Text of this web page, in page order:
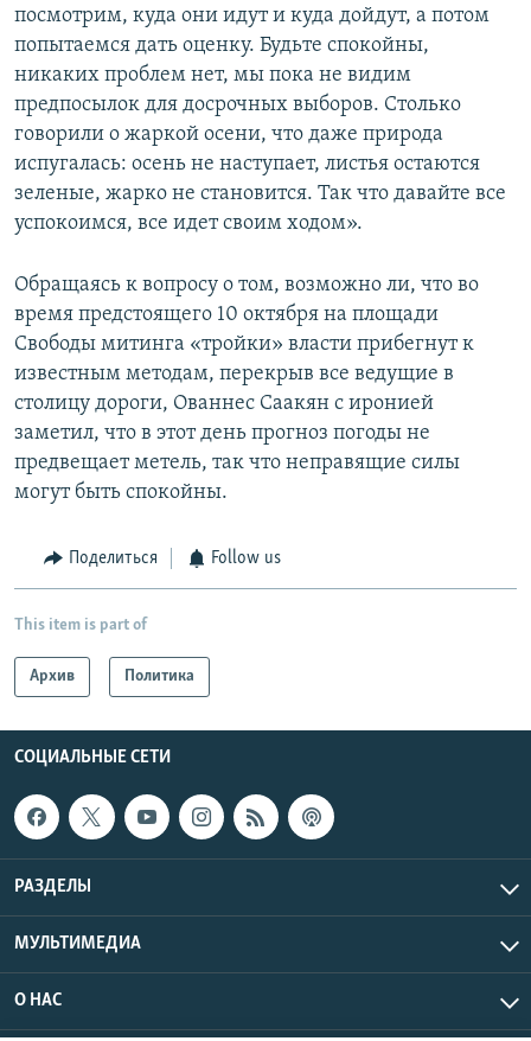
посмотрим, куда они идут и куда дойдут, а потом
попытаемся дать оценку. Будьте спокойны,
никаких проблем нет, мы пока не видим
предпосылок для досрочных выборов. Столько
говорили о жаркой осени, что даже природа
испугалась: осень не наступает, листья остаются
зеленые, жарко не становится. Так что давайте все
успокоимся, все идет своим ходом».
Обращаясь к вопросу о том, возможно ли, что во
время предстоящего 10 октября на площади
Свободы митинга «тройки» власти прибегнут к
известным методам, перекрыв все ведущие в
столицу дороги, Ованнес Саакян с иронией
заметил, что в этот день прогноз погоды не
предвещает метель, так что неправящие силы
могут быть спокойны.
Поделиться Follow us
This item is part of
Архив Политика
СОЦИАЛЬНЫЕ СЕТИ
РАЗДЕЛЫ
МУЛЬТИМЕДИА
О НАС